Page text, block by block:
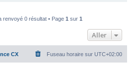
h
e
r
renvoyé 0 résultat • Page1 sur1
Aller
CX Fuseau horaire sur UTC+02:00